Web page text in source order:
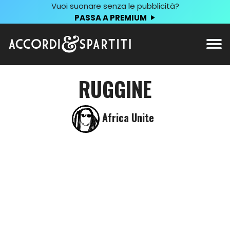
Vuoi suonare senza le pubblicità?
PASSA A PREMIUM
RUGGINE
Africa Unite